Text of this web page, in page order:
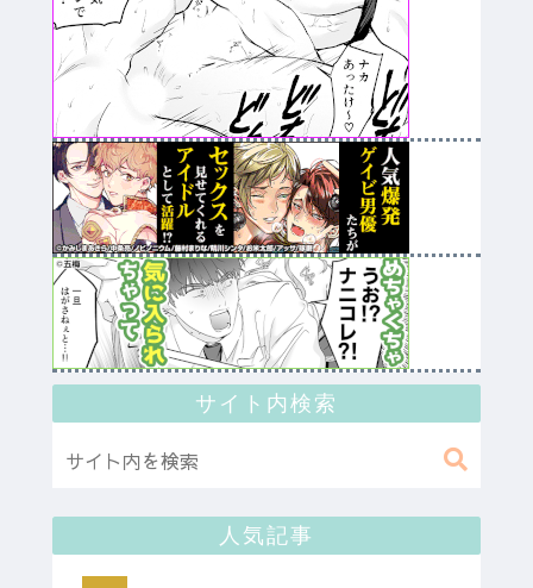
サイト内検索
人気記事